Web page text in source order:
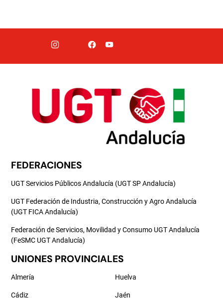
FEDERACIONES
UGT Servicios Públicos Andalucía (UGT SP Andalucía)
UGT Federación de Industria, Construcción y Agro Andalucía
(UGT FICA Andalucía)
Federación de Servicios, Movilidad y Consumo UGT Andalucía
(FeSMC UGT Andalucía)
UNIONES PROVINCIALES
Almería
Cádiz
Huelva
Jaén